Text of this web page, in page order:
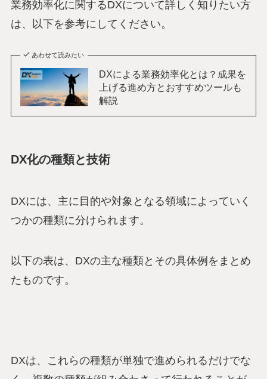
業務効率化に関するDXについて詳しく知りたい方
は、以下を参考にしてください。
あわせて読みたい
DXによる業務効率化とは？成果を
上げる進め方とおすすめツールも
解説
DX化の種類と技術
DXには、主に目的や対象となる領域によっていく
つかの種類に分けられます。
以下の表は、DXの主な種類とその具体例をまとめ
たものです。
DXは、これらの種類が単独で進められるだけでな